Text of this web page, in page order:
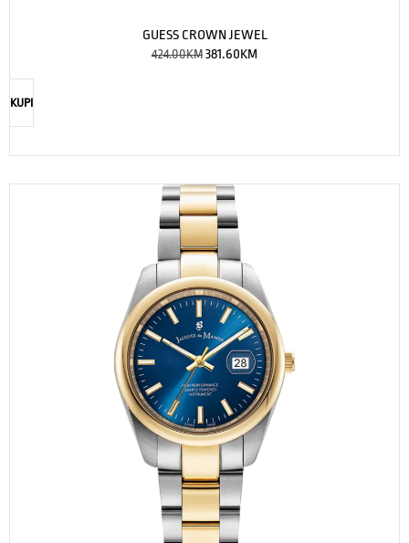
GUESS CROWN JEWEL
424.00KM381.60KM
KUPI